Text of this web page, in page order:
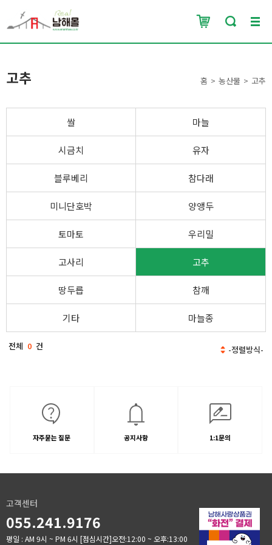
고추 홈 농산물 고추
쌀 마늘
시금치 유자
블루베리 참다래
미니단호박 양앵두
토마토 우리밀
고사리 고추
땅두릅 참깨
기타 마늘종
전체 0 건
자주묻는 질문 공지사항 1:1문의
고객센터
055.241.9176
평일 : AM 9시 ~ PM 6시 [점심시간]오전:12:00 ~ 오후:13:00